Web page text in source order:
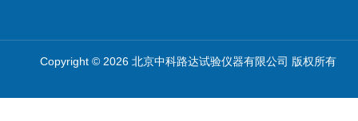
Copyright © 2026 北京中科路达试验仪器有限公司 版权所有